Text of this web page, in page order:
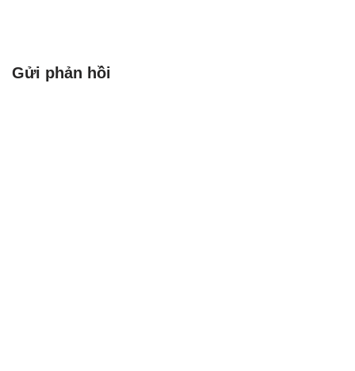
Distribution): Đây là phân
Gửi phản hồi